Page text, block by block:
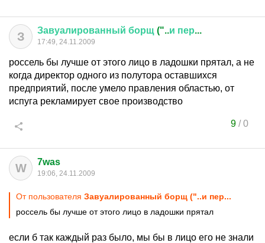
З Завуалированный борщ ("..и пер...
17:49, 24.11.2009
россель бы лучше от этого лицо в ладошки прятал, а не
когда директор одного из полутора оставшихся
предприятий, после умело правления областью, от
испуга рекламирует свое производство
9/0
W 7was
19:06, 24.11.2009
От пользователя Завуалированный борщ ("..и пер...
россель бы лучше от этого лицо в ладошки прятал
если б так каждый раз было, мы бы в лицо его не знали